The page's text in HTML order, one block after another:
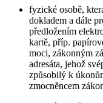
fyzické osobě,
dokladem a dále
předložením
kartě, příp.
moci, zákonným
adresáta, jehož
způsobilý k
zmocněncem